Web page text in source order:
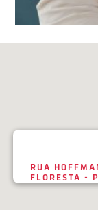
RUA
FLORESTA -